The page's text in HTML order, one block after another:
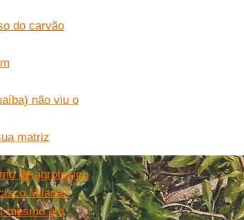
do carvão
não viu o
matriz
de agrotóxico
Milanez
mesmo em